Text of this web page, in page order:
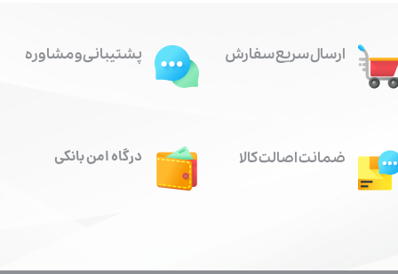
ارسال سریع سفارش
درگاه امن بانکی
پشتیبانی و مشاوره
ضمانت اصالت کالا